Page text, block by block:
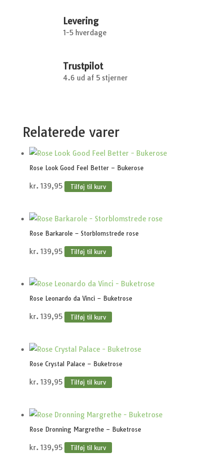
Levering
1-5 hverdage
Trustpilot
4.6 ud af 5 stjerner
Relaterede varer
Rose Look Good Feel Better – Bukerose
kr. 139,95 Tilføj til kurv
Rose Barkarole – Storblomstrede rose
kr. 139,95 Tilføj til kurv
Rose Leonardo da Vinci – Buketrose
kr. 139,95 Tilføj til kurv
Rose Crystal Palace – Buketrose
kr. 139,95 Tilføj til kurv
Rose Dronning Margrethe – Buketrose
kr. 139,95 Tilføj til kurv